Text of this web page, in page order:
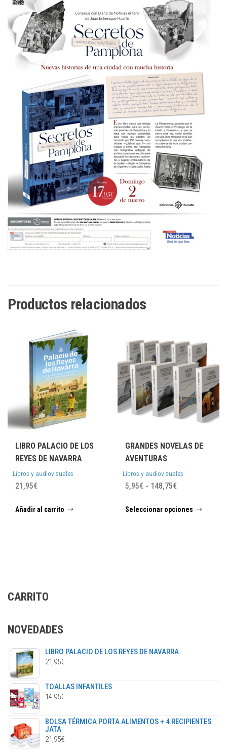
Productos relacionados
LIBRO PALACIO DE LOS
REYES DE NAVARRA
Libros y audiovisuales
21,95€
Añadir al carrito
GRANDES NOVELAS DE
AVENTURAS
Libros y audiovisuales
5,95€ - 148,75€Rango
precios:
Seleccionar opciones
CARRITO
NOVEDADES
LIBRO PALACIO DE LOS REYES DE NAVARRA
21,95€
TOALLAS INFANTILES
14,95€
BOLSA TÉRMICA PORTA ALIMENTOS + 4 RECIPIENTES
JATA
21,95€